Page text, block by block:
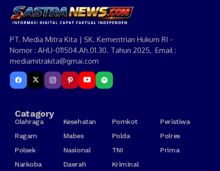
PT. Media Mitra Kita | SK. Kementrian Hukum RI -
Nomor : AHU-011504.Ah.01.30. Tahun 2025, Email :
mediamitrakita@gmai.com
Catagory
Olahraga Kesehatan Pomkot
Peristiwa
Ragam
Mabes Polda
Polres
Polsek
Nasional TNI
Prima
Narkoba
Daerah Kriminal